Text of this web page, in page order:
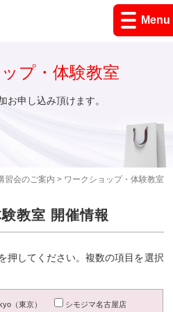
Menu
習会のご案内 > ワークショップ・体験教室
プ・体験教室
お申し込み頂けます。
教室 開催情報
押してください。複数の項目を選択
（東京）
シモジマ名古屋店